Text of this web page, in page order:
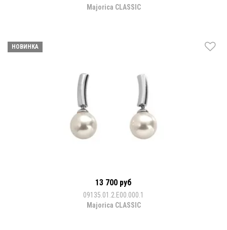
Majorica CLASSIC
НОВИНКА
13 700 руб
09135.01.2.E00.000.1
Majorica CLASSIC